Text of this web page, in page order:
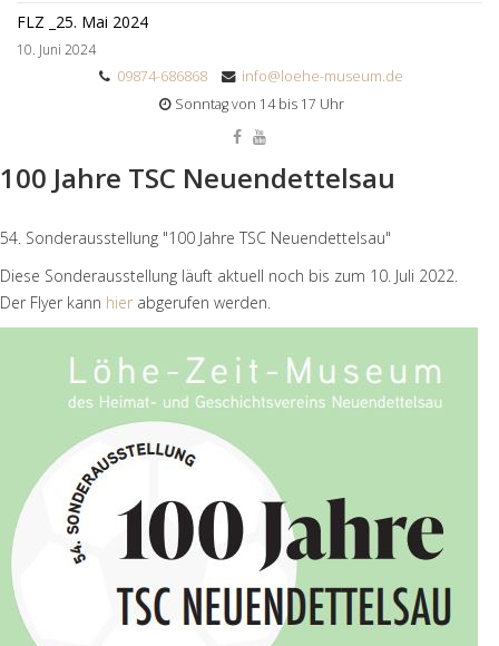
FLZ _25. Mai 2024
10. Juni 2024
09874-686868
info@loehe-museum.de
Sonntag von 14 bis 17 Uhr
100 Jahre TSC Neuendettelsau
54. Sonderausstellung "100 Jahre TSC Neuendettelsau"
Diese Sonderausstellung läuft aktuell noch bis zum 10. Juli 2022.
Der Flyer kann hier abgerufen werden.